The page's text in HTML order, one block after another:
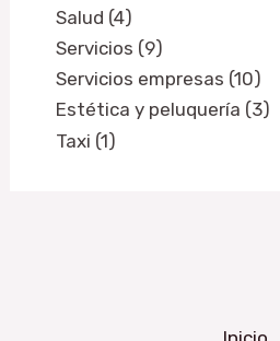
Salud (4)
Servicios (9)
Servicios empresas (10)
Estética y peluquería (3)
Taxi (1)